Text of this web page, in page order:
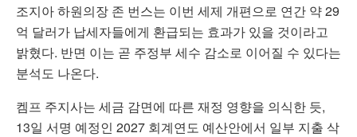
조지아 하원의장 존 번스는 이번 세제 개편으로 연간 약 29
억 달러가 납세자들에게 환급되는 효과가 있을 것이라고
밝혔다. 반면 이는 곧 주정부 세수 감소로 이어질 수 있다는
분석도 나온다.
켐프 주지사는 세금 감면에 따른 재정 영향을 의식한 듯,
13일 서명 예정인 2027 회계연도 예산안에서 일부 지출 삭